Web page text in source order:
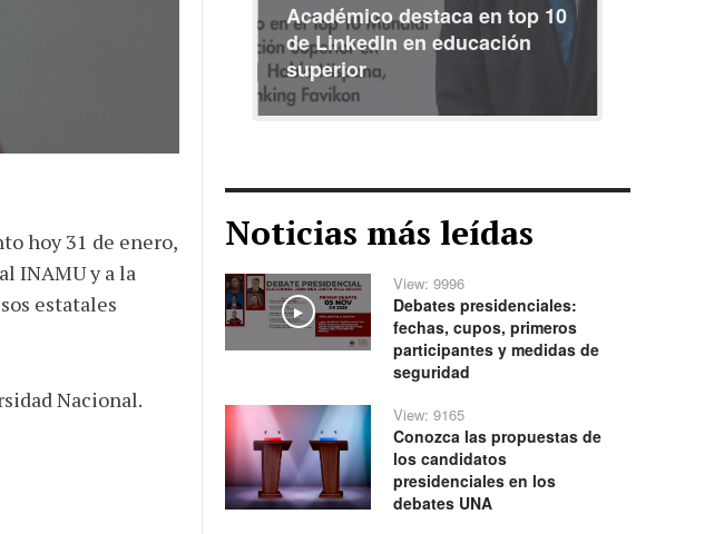
hoy 31 de enero,
INAMU y a la
estatales
Nacional.
al reparto desigual
es mayor
esfuerzo
Académico destaca en top 10
de LinkedIn en educación
superior
Noticias más leídas
Play
View: 9996
Debates presidenciales:
fechas, cupos, primeros
participantes y medidas de
seguridad
View: 9165
Conozca las propuestas de
los candidatos
presidenciales en los
debates UNA